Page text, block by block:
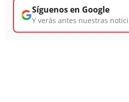
Síguenos en Google
Y verás antes nuestras